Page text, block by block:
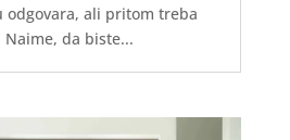
odgovara, ali pritom treba
da biste...